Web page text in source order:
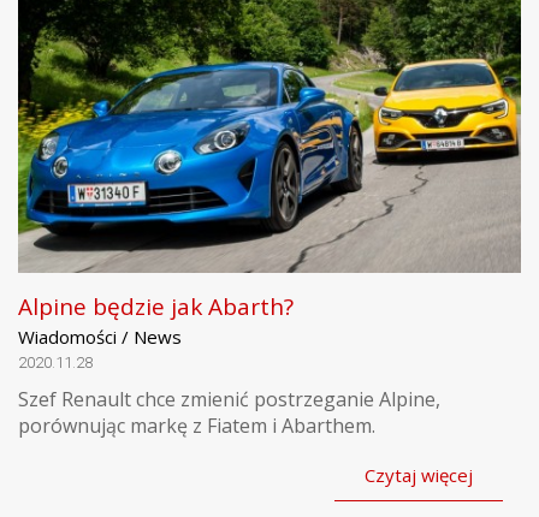
Alpine będzie jak Abarth?
Wiadomości / News
2020.11.28
Szef Renault chce zmienić postrzeganie Alpine,
porównując markę z Fiatem i Abarthem.
Czytaj więcej